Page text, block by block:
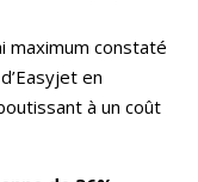
maximum constaté
en
à un coût